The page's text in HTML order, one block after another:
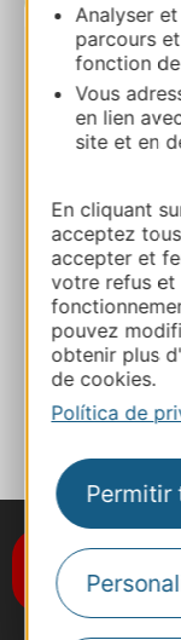
Analyser
parcours
fonction
Vous
en lien
site et en
En cliquant
acceptez
accepter et
votre refus et
pouvez
obtenir plus
de cookies.
Política de
Permitir
MME
478
+33 6
E-mail